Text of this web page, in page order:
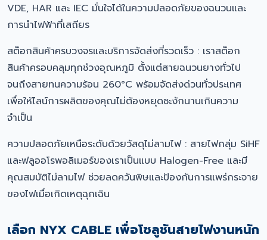
VDE, HAR และ IEC มั่นใจได้ในความปลอดภัยของฉนวนและ
การนำไฟฟ้าที่เสถียร
สต๊อกสินค้าครบวงจรและบริการจัดส่งที่รวดเร็ว : เราสต๊อก
สินค้าครอบคลุมทุกช่วงอุณหภูมิ ตั้งแต่สายฉนวนยางทั่วไป
จนถึงสายทนความร้อน 260°C พร้อมจัดส่งด่วนทั่วประเทศ
เพื่อให้ไลน์การผลิตของคุณไม่ต้องหยุดชะงักนานเกินความ
จำเป็น
ความปลอดภัยเหนือระดับด้วยวัสดุไม่ลามไฟ : สายไฟกลุ่ม SiHF
และฟลูออโรพอลิเมอร์ของเราเป็นแบบ Halogen-Free และมี
คุณสมบัติไม่ลามไฟ ช่วยลดควันพิษและป้องกันการแพร่กระจาย
ของไฟเมื่อเกิดเหตุฉุกเฉิน
เลือก NYX CABLE เพื่อโซลูชันสายไฟงานหนัก